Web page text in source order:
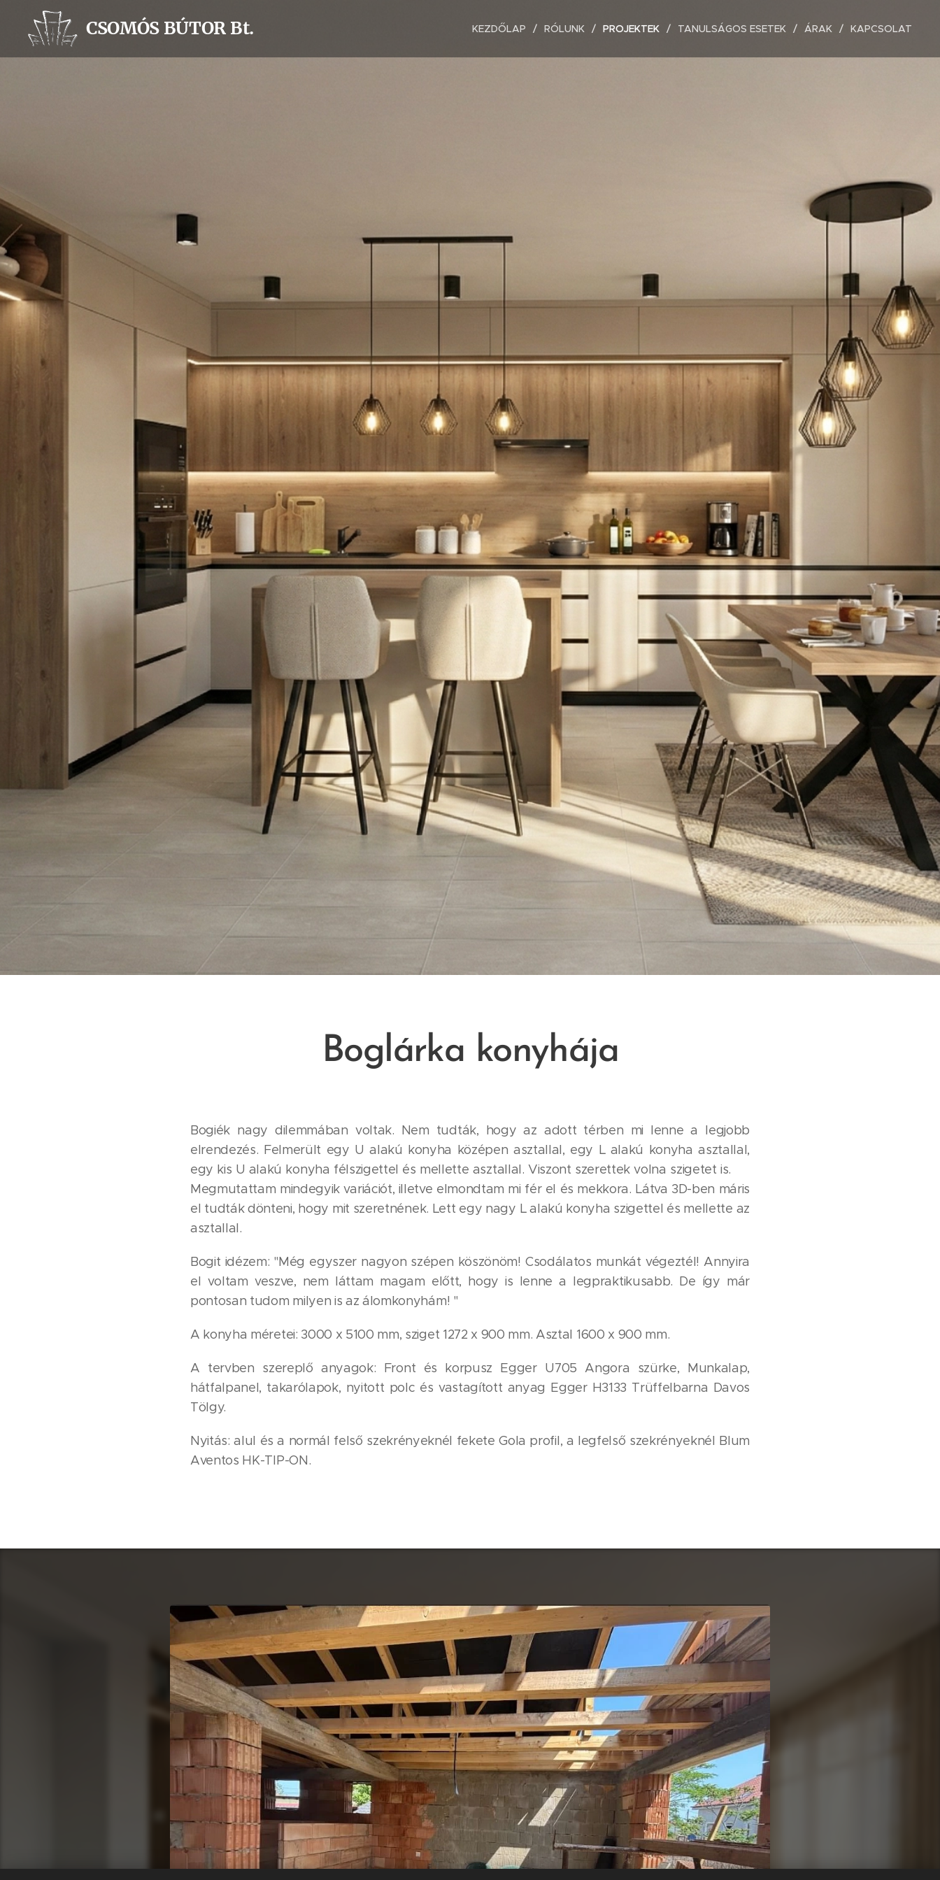
CSOMÓS BÚTOR Bt. KEZDŐLAP RÓLUNK PROJEKTEK TANULSÁGOS ESETEK ÁRAK KAPCSOLAT
Boglárka konyhája
Bogiék nagy dilemmában voltak. Nem tudták, hogy az adott térben mi lenne a legjobb
elrendezés. Felmerült egy U alakú konyha középen asztallal, egy L alakú konyha asztallal,
egy kis U alakú konyha félszigettel és mellette asztallal. Viszont szerettek volna szigetet is. 😊
Megmutattam mindegyik variációt, illetve elmondtam mi fér el és mekkora. Látva 3D-ben máris
el tudták dönteni, hogy mit szeretnének. Lett egy nagy L alakú konyha szigettel és mellette az
asztallal. 😊
Bogit idézem: "Még egyszer nagyon szépen köszönöm! Csodálatos munkát végeztél! Annyira
el voltam veszve, nem láttam magam előtt, hogy is lenne a legpraktikusabb. De így már
pontosan tudom milyen is az álomkonyhám! "
A konyha méretei: 3000 x 5100 mm, sziget 1272 x 900 mm. Asztal 1600 x 900 mm.
A tervben szereplő anyagok: Front és korpusz Egger U705 Angora szürke, Munkalap,
hátfalpanel, takarólapok, nyitott polc és vastagított anyag Egger H3133 Trüffelbarna Davos
Tölgy.
Nyitás: alul és a normál felső szekrényeknél fekete Gola profil, a legfelső szekrényeknél Blum
Aventos HK-TIP-ON.